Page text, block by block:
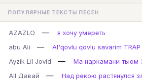
ПОПУЛЯРНЫЕ ТЕКСТЫ ПЕСЕН
AZAZLO —
я хочу умереть
abu Ali
—
Al'qovlu qovlu savarim TRAP
Ayzik Lil Jovid
—
Ма наркамани тьюм
All Давай
—
Над рекою растянулся